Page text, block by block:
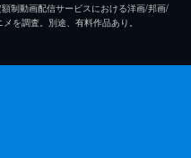
制動画配信サービスにおける洋画/邦画/
を調査。別途、有料作品あり。